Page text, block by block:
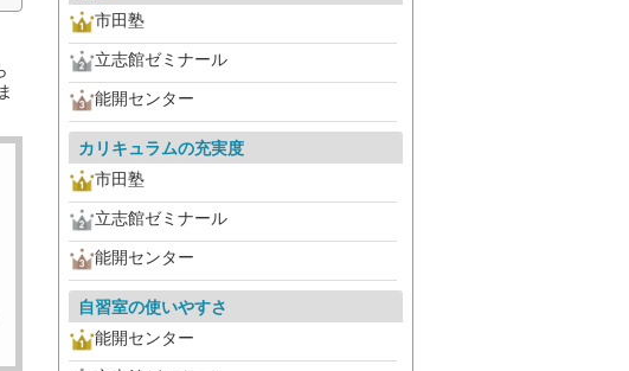
市田塾
立志館ゼミナール
能開センター
カリキュラムの充実度
市田塾
立志館ゼミナール
能開センター
自習室の使いやすさ
能開センター